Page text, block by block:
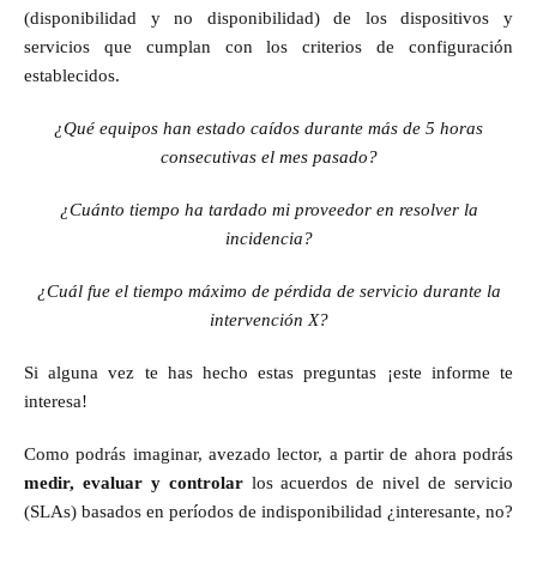
(disponibilidad y no disponibilidad) de los dispositivos y
servicios que cumplan con los criterios de configuración
establecidos.
¿Qué equipos han estado caídos durante más de 5 horas
consecutivas el mes pasado?
¿Cuánto tiempo ha tardado mi proveedor en resolver la
incidencia?
¿Cuál fue el tiempo máximo de pérdida de servicio durante la
intervención X?
Si alguna vez te has hecho estas preguntas ¡este informe te
interesa!
Como podrás imaginar, avezado lector, a partir de ahora podrás
medir, evaluar y controlarlos acuerdos de nivel de servicio
(SLAs) basados en períodos de indisponibilidad ¿interesante, no?